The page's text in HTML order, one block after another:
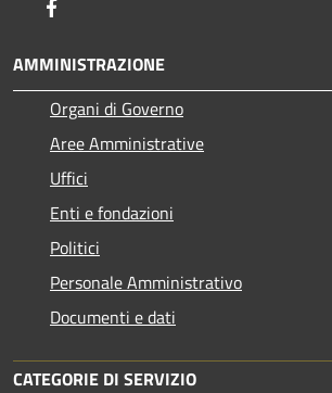
AMMINISTRAZIONE
Organi di Governo
Aree Amministrative
Uffici
Enti e fondazioni
Politici
Personale Amministrativo
Documenti e dati
CATEGORIE DI SERVIZIO